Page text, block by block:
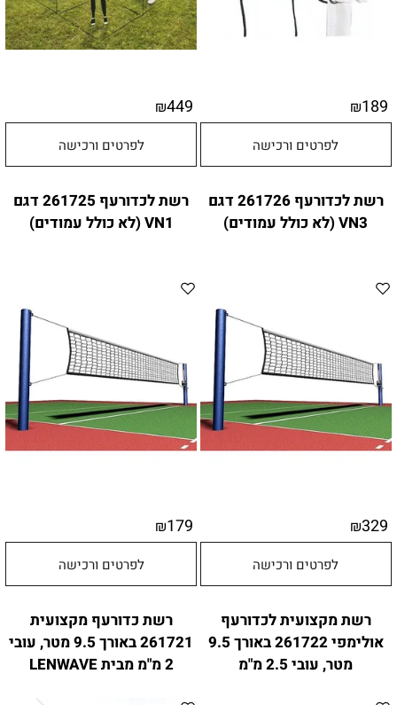
₪189
לפרטים ורכישה
₪449
לפרטים ורכישה
רשת לכדורעף 261726 דגם
VN3 (לא כולל עמודים)
₪329
לפרטים ורכישה
רשת לכדורעף 261725 דגם
VN1 (לא כולל עמודים)
₪179
לפרטים ורכישה
רשת מקצועית לכדורעף
אולימפי 261722 באורך 9.5
מטר, עובי 2.5 מ"מ
רשת כדורעף מקצועית
261721 באורך 9.5 מטר, עובי
2 מ"מ מבית LENWAVE